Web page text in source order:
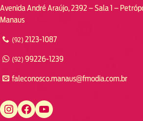
Avenida André Araújo, 2392 – Sala 1 –
Manaus
(92) 2123-1087
(92) 99226-1239
faleconosco.manaus@fmodia.com.br
https://www.instagram.com/fmodiamanaus/ https://www.facebook.com/fmodiamanaus https://www.youtube.com/user/radiofmodia